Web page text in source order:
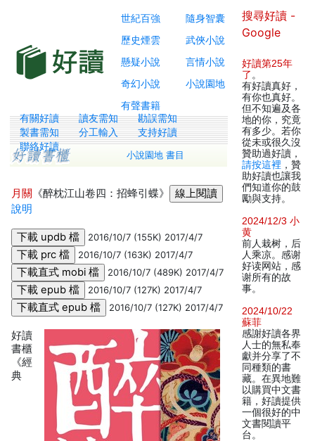
世紀百強
隨身智囊
歷史煙雲
武俠小說
懸疑小說
言情小說
奇幻小說
小說園地
有聲書籍
有關好讀 讀友需知
勘誤需知
製書需知
分工輸入
支持好讀
聯絡好讀
小說園地 書目
月關 《醉枕江山卷四：招蜂引蝶》
說明
2016/10/7 (155K) 2017/4/7
2016/10/7 (163K) 2017/4/7
2016/10/7 (489K) 2017/4/7
2016/10/7 (127K) 2017/4/7
2016/10/7 (127K) 2017/4/7
好讀
書櫃
《經
典
搜尋好讀 -
Google
好讀第25年
了 。
有好讀真好，
有你也真好。
但不知遍及各
地的你，究竟
有多少。若你
從未或很久沒
贊助過好讀，
請按這裡 ，贊
助好讀也讓我
們知道你的鼓
勵與支持。
2024/12/3 小
黄
前人栽树，后
人乘凉。感谢
好读网站，感
谢所有的故
事。
2024/10/22
蘇菲
感謝好讀各界
人士的無私奉
獻并分享了不
同種類的書
藏。在異地難
以購買中文書
籍，好讀提供
一個很好的中
文書閱讀平
台。